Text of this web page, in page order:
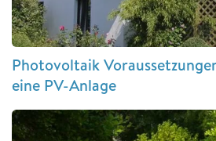
Photovoltaik
eine PV-Anlage